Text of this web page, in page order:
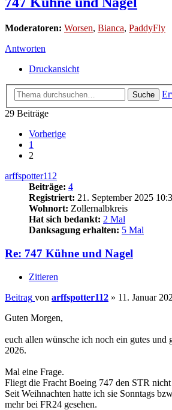
Moderatoren: Worsen, Bianca, PaddyFly
Antworten
Druckansicht
Suche
29 Beiträge
Vorherige
1
2
arffspotter112
Beiträge: 4
Registriert: 21. September 2025
Wohnort: Zollernalbkreis
Hat sich bedankt: 2 Mal
Danksagung erhalten: 5 Mal
Re: 747 Kühne und Nagel
Zitieren
Beitrag von arffspotter112 » 11. Januar
Guten Morgen,
euch allen wünsche ich noch ein gutes und
2026.
Mal eine Frage.
Fliegt die Fracht Boeing 747 den STR nicht
Seit Weihnachten hatte ich sie Sonntags
mehr bei FR24 gesehen.